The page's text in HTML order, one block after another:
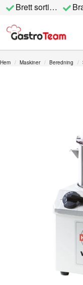
Brett sortiment Bra
Hem Maskiner Beredning